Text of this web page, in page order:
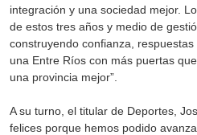
integración y una sociedad mejor.
de estos tres años y medio de
construyendo confianza,
una Entre Ríos con más puertas
una provincia mejor”.
A su turno, el titular de Deportes,
felices porque hemos podido